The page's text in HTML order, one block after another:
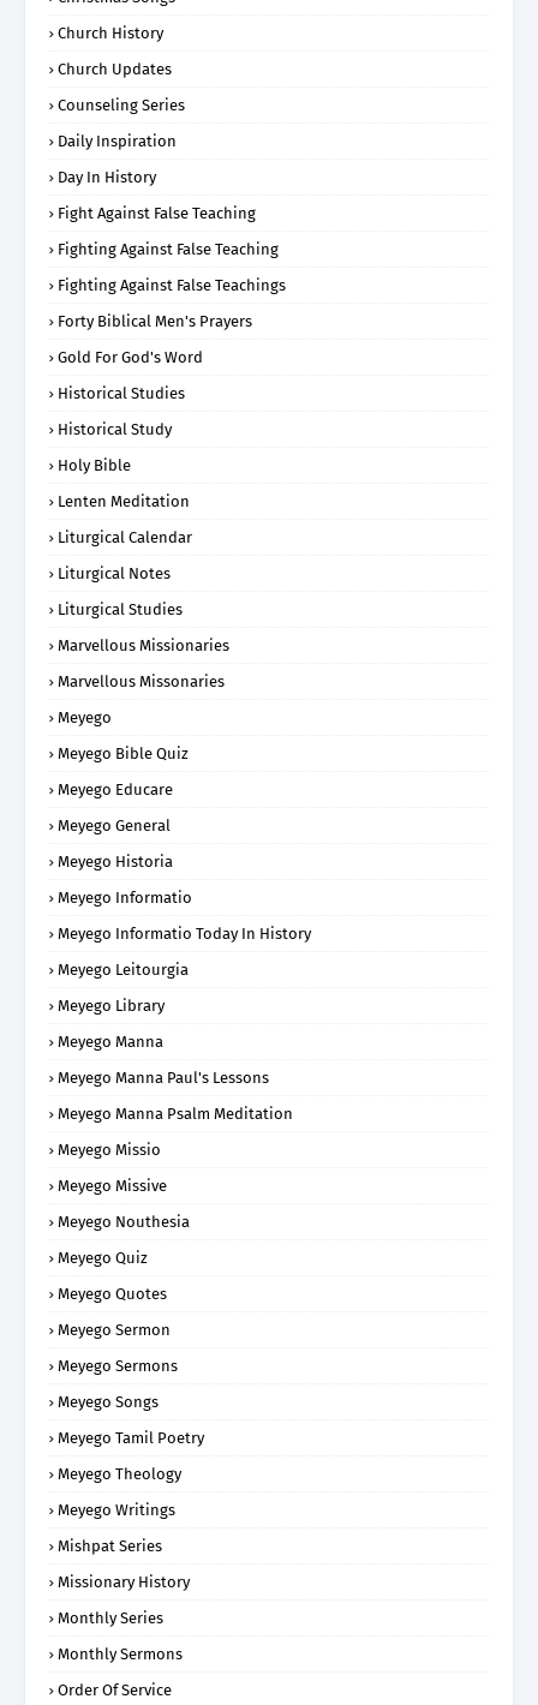
Church History
Church Updates
Counseling Series
Daily Inspiration
Day In History
Fight Against False Teaching
Fighting Against False Teaching
Fighting Against False Teachings
Forty Biblical Men's Prayers
Gold For God's Word
Historical Studies
Historical Study
Holy Bible
Lenten Meditation
Liturgical Calendar
Liturgical Notes
Liturgical Studies
Marvellous Missionaries
Marvellous Missonaries
Meyego
Meyego Bible Quiz
Meyego Educare
Meyego General
Meyego Historia
Meyego Informatio
Meyego Informatio Today In History
Meyego Leitourgia
Meyego Library
Meyego Manna
Meyego Manna Paul's Lessons
Meyego Manna Psalm Meditation
Meyego Missio
Meyego Missive
Meyego Nouthesia
Meyego Quiz
Meyego Quotes
Meyego Sermon
Meyego Sermons
Meyego Songs
Meyego Tamil Poetry
Meyego Theology
Meyego Writings
Mishpat Series
Missionary History
Monthly Series
Monthly Sermons
Order Of Service